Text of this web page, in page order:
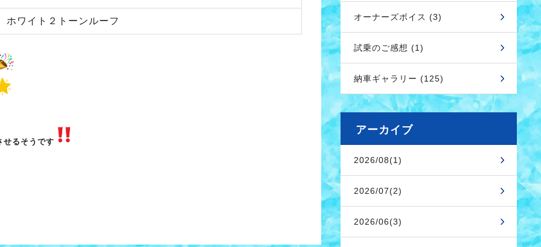
ワイト２トーンルーフ
せるそうです
オーナーズボイス (3)
試乗のご感想 (1)
納車ギャラリー (125)
アーカイブ
2026/08(1)
2026/07(2)
2026/06(3)